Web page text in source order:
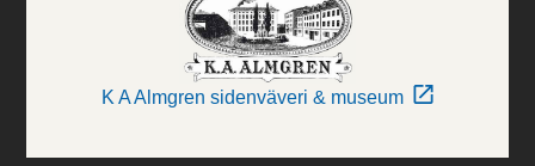
K A Almgren sidenväveri & museum